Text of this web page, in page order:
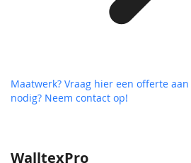
WalltexPro
Maatwerk? Vraag hier een offerte aan
nodig? Neem contact op!